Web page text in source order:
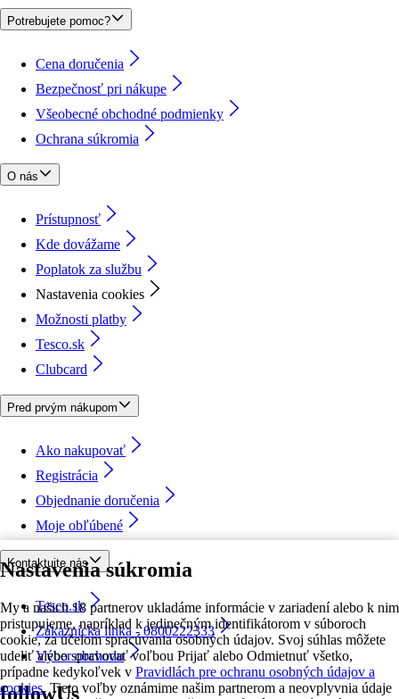
Nastavenia súkromia
My a našich 18 partnerov ukladáme informácie v zariadení alebo k nim
pristupujeme, napríklad k jedinečným identifikátorom v súboroch
cookie, za účelom spracúvania osobných údajov. Svoj súhlas môžete
udeliť alebo spravovať voľbou Prijať alebo Odmietnuť všetko,
prípadne kedykoľvek v Pravidlách pre ochranu osobných údajov a
cookies. Tieto voľby oznámime našim partnerom a neovplyvnia údaje
Potrebujete pomoc?
Cena doručenia
Bezpečnosť pri nákupe
Všeobecné obchodné podmienky
Ochrana súkromia
O nás
Prístupnosť
Kde dovážame
Poplatok za službu
Nastavenia cookies
Možnosti platby
Tesco.sk
Clubcard
Pred prvým nákupom
Ako nakupovať
Registrácia
Objednanie doručenia
Moje obľúbené
Kontaktujte nás
Tesco.sk
Zákaznícka linka - 0800222333
Výber obchodu
followUs